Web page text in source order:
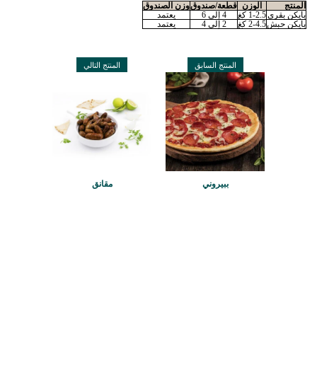
المنتج الوزن قطعة/صندوقوزن الصندوق
بايكن بقري1-2.5 كغ 4 إلى 6
يعتمد
بايكن حبش2-4.5 كغ 2 إلى 4 يعتمد
المنتج السابق
ببيروني
المنتج التالي
مقانق